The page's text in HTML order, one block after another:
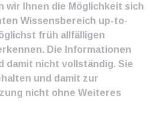
wir Ihnen die Möglichkeit sich
Wissensbereich up-to-
früh allfälligen
Die Informationen
damit nicht vollständig. Sie
und damit zur
nicht ohne Weiteres